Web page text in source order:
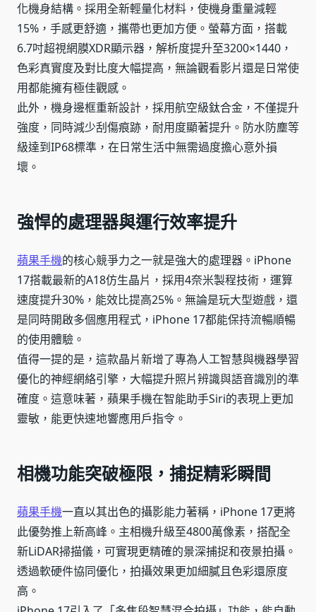
化機身結構。採用全新輕量化材料，使機身重量減輕
15%，手感更舒適，攜帶也更加方便。螢幕方面，搭載
6.7吋超視網膜XDR顯示器，解析度提升至3200×1440，
色彩真實度及對比度大幅提高，無論觀看影片還是日常使
用都能擁有極佳觀感。
此外，機身邊框重新設計，採用航空級鈦合金，不僅提升
強度，同時減少刮傷痕跡，耐用度顯著提升。防水防塵等
級達到IP68標準，在日常生活中無需過度擔心意外損
壞。
強悍的處理器與運行效率提升
蘋果手機的核心競爭力之一就是強大的處理器。iPhone
17搭載最新的A18仿生晶片，採用4奈米製程技術，運算
速度提升30%，能效比提高25%。無論是玩大型遊戲，還
是同時開啟多個應用程式，iPhone 17都能保持流暢順暢
的使用體驗。
值得一提的是，這款晶片新增了專為人工智慧與機器學習
優化的神經網絡引擎，大幅提升照片辨識與語音識別的準
確度。這意味著，蘋果手機在智能助手Siri的表現上更加
靈敏，能更快速地響應用戶指令。
相機功能突破極限，捕捉精彩瞬間
蘋果手機一直以其出色的攝影能力著稱，iPhone 17更將
此優勢推上新高峰。主相機升級至4800萬像素，搭配全
新LiDAR掃描儀，可實現更精確的景深捕捉和夜景拍攝。
透過軟硬件協同優化，拍攝效果更加細膩且色彩還原度
高。